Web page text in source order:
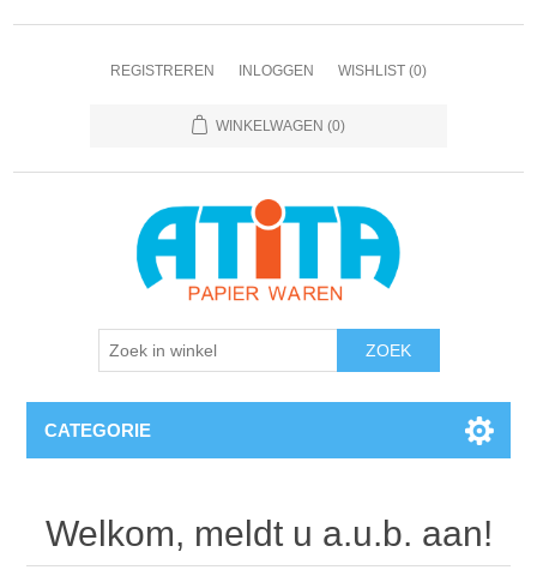
REGISTREREN INLOGGEN WISHLIST (0)
WINKELWAGEN (0)
CATEGORIE
Welkom, meldt u a.u.b. aan!